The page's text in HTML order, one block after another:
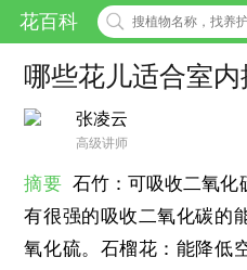
花百科
哪些花儿适合室内
张凌云
高级讲师
摘要 石竹：可吸收二氧化
有很强的吸收二氧化碳的
氧化硫。石榴花：能降低